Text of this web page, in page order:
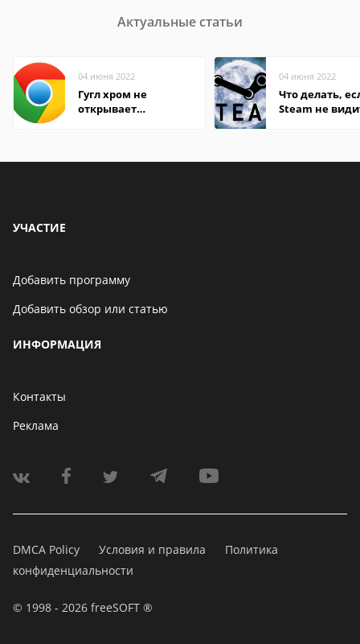
Актуальные статьи
04 июня 2022
Гугл хром не
открывает
04 июня 2022
Что делать,
Steam не
УЧАСТИЕ
Добавить программу
Добавить обзор или статью
ИНФОРМАЦИЯ
Контакты
Реклама
DMCA Policy Условия и правила
Политика
конфиденциальности
© 1998 - 2026 freeSOFT ®